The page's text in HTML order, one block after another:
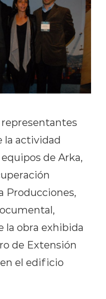
la actividad
de Arka,
Producciones,
la obra exhibida
de Extensión
el edificio